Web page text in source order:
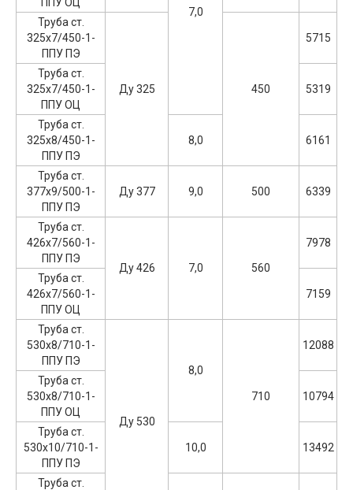
7,0
Труба ст.
325х7/450-1-
ППУ ПЭ
Ду 325 450
5715
Труба ст.
325х7/450-1-
ППУ ОЦ
5319
Труба ст.
325х8/450-1-
ППУ ПЭ
8,0 6161
Труба ст.
377х9/500-1-
ППУ ПЭ
Ду 377 9,0 500 6339
Труба ст.
426х7/560-1-
ППУ ПЭ
Ду 426 7,0 560
7978
Труба ст.
426х7/560-1-
ППУ ОЦ
7159
Труба ст.
530х8/710-1-
ППУ ПЭ
Ду 530
8,0
710
12088
Труба ст.
530х8/710-1-
ППУ ОЦ
10794
Труба ст.
530х10/710-1-
ППУ ПЭ
10,0 13492
Труба ст.